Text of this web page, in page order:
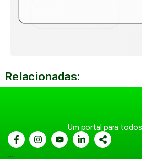
Relacionadas:
Um portal para todos
...